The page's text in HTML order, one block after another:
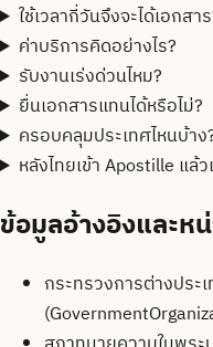
ใช้เวลากี่วันจึงจะได้เอกสา
ค่าบริการคิดอย่างไร?
รับงานเร่งด่วนไหม?
ยื่นเอกสารแทนได้หรือไม่?
ครอบคลุมประเทศไหนบ้าง
หลังไทยเข้า Apostille แล้
ข้อมูลอ้างอิงและห
กระทรวงการต่างประ
(